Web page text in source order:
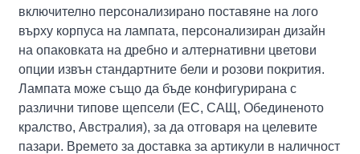
включително персонализирано поставяне на лого
върху корпуса на лампата, персонализиран дизайн
на опаковката на дребно и алтернативни цветови
опции извън стандартните бели и розови покрития.
Лампата може също да бъде конфигурирана с
различни типове щепсели (ЕС, САЩ, Обединеното
кралство, Австралия), за да отговаря на целевите
пазари. Времето за доставка за артикули в наличност